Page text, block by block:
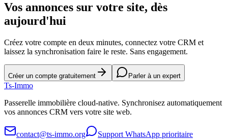
Vos annonces sur votre site, dès
aujourd'hui
Créez votre compte en deux minutes, connectez votre CRM et
laissez la synchronisation faire le reste. Sans engagement.
Créer un compte gratuitement Parler à un expert
Ts-Immo
Passerelle immobilière cloud-native. Synchronisez automatiquement
vos annonces CRM vers votre site web.
contact@ts-immo.org Support WhatsApp prioritaire